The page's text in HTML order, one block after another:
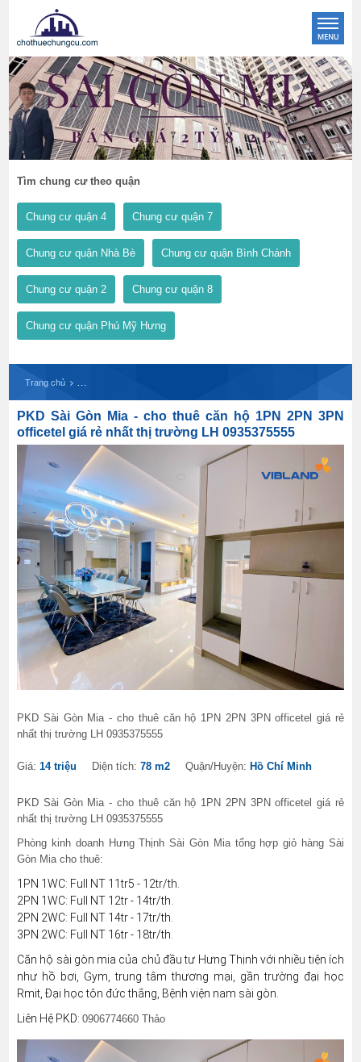
Tìm chung cư theo quận
Chung cư quận 4 Chung cư quận 7
Chung cư quận Nhà Bè Chung cư quận Bình Chánh
Chung cư quận 2 Chung cư quận 8
Chung cư quận Phú Mỹ Hưng
Trang chủ
PKD Sài Gòn Mia - cho thuê căn hộ 1PN 2PN 3PN
officetel giá rẻ nhất thị trường LH 0935375555
PKD Sài Gòn Mia - cho thuê căn hộ 1PN 2PN 3PN officetel giá rẻ
nhất thị trường LH 0935375555
Giá:14 triệu Diện tích:78 m2 Quận/Huyện: Hồ Chí Minh
PKD Sài Gòn Mia - cho thuê căn hộ 1PN 2PN 3PN officetel giá rẻ
nhất thị trường LH 0935375555
Phòng kinh doanh Hưng Thịnh Sài Gòn Mia tổng hợp giỏ hàng Sài
Gòn Mia cho thuê:
1PN 1WC: Full NT 11tr5 - 12tr/th.
2PN 1WC: Full NT 12tr - 14tr/th.
2PN 2WC: Full NT 14tr - 17tr/th.
3PN 2WC: Full NT 16tr - 18tr/th.
Căn hộ sài gòn mia của chủ đầu tư Hưng Thịnh với nhiều tiện ích
như hồ bơi, Gym, trung tâm thương mại, gần trường đại học
Rmit, Đại học tôn đức thắng, Bệnh viện nam sài gòn.
Liên Hệ PKD:0906774660 Thảo